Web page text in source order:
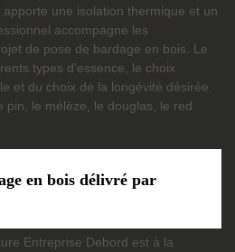
une isolation thermique et un
accompagne les
de pose de bardage en bois. Le
types d’essence, le choix
et du choix de la longévité désirée.
pin, le mélèze, le douglas, le red
en bois délivré par
Entreprise Debord est à la